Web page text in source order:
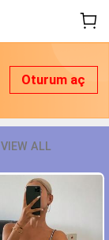
Oturum aç
VIEW ALL